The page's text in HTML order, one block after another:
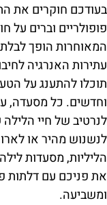
בעודכם חוקרים את
פופולריים וברים על
המאוחרות הופך
עתירות האנרגיה
תוכלו להתענג על
וחדשים. כל מסעדה,
לנרטיב של חיי
לנשנוש מהיר או
הליליות, מסעדות
את פניכם עם דלתות
ומשביעה.